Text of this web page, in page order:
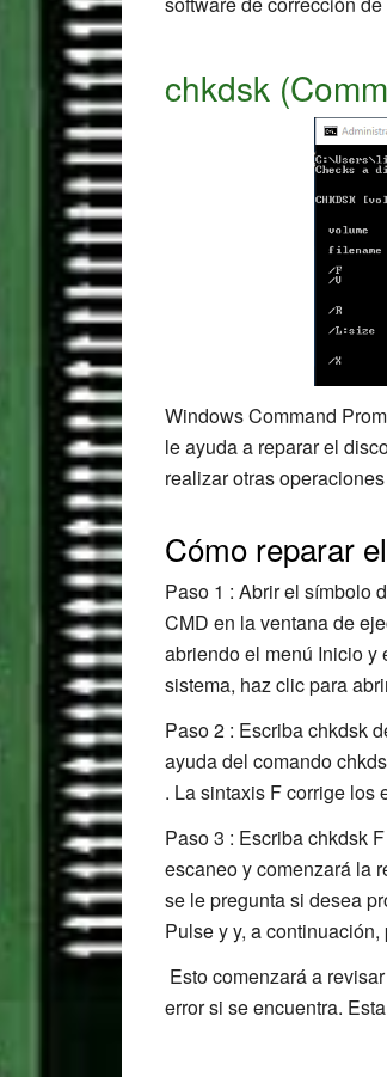
chkdsk
Windows Command
le ayuda a reparar el
realizar otras
Cómo reparar
Paso 1 : Abrir el símbolo
CMD en la ventana de
abriendo el menú Inicio y
sistema, haz clic para
Paso 2 : Escriba chkdsk
ayuda del comando
. La sintaxis F corrige los
Paso 3 : Escriba chkdsk
escaneo y comenzará la
se le pregunta si desea
Pulse y y, a continuación,
Esto comenzará a
error si se encuentra.